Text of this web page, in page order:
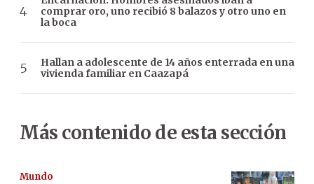
comprar oro, uno recibió 8 balazos y otro uno en
la boca
Hallan a adolescente de 14 años enterrada en una
vivienda familiar en Caazapá
Más contenido de esta sección
Mundo